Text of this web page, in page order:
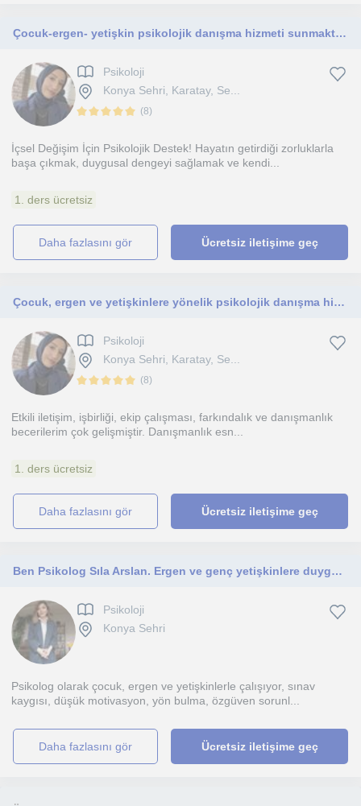
Çocuk-ergen- yetişkin psikolojik danışma hizmeti sunmaktayı
Psikoloji
Konya Sehri, Karatay, Se...
(8)
İçsel Değişim İçin Psikolojik Destek! Hayatın getirdiği zorluklarla
başa çıkmak, duygusal dengeyi sağlamak ve kendi...
1. ders ücretsiz
daha fazlasını gör Ücretsiz iletişime geç
Çocuk, ergen ve yetişkinlere yönelik psikolojik danışma hizmetinde bulunmaktayım. Empatik ve güçlü iletişim becerilerine sahibim
Psikoloji
Konya Sehri, Karatay, Se...
(8)
Etkili iletişim, işbirliği, ekip çalışması, farkındalık ve danışmanlık
becerilerim çok gelişmiştir. Danışmanlık esn...
1. ders ücretsiz
daha fazlasını gör Ücretsiz iletişime geç
Ben Psikolog Sıla Arslan. Ergen ve genç yetişkinlere duygusal ve eğitimsel rehberlik sunuyorum.
Psikoloji
Konya Sehri
Psikolog olarak çocuk, ergen ve yetişkinlerle çalışıyor, sınav
kaygısı, düşük motivasyon, yön bulma, özgüven sorunl...
daha fazlasını gör Ücretsiz iletişime geç